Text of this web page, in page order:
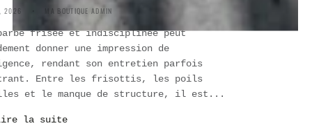
2026 MA BOUTIQUE ADMIN
frisée et indisciplinée peut
donner une impression de
rendant son entretien parfois
Entre les frisottis, les poils
et le manque de structure, il est...
la suite